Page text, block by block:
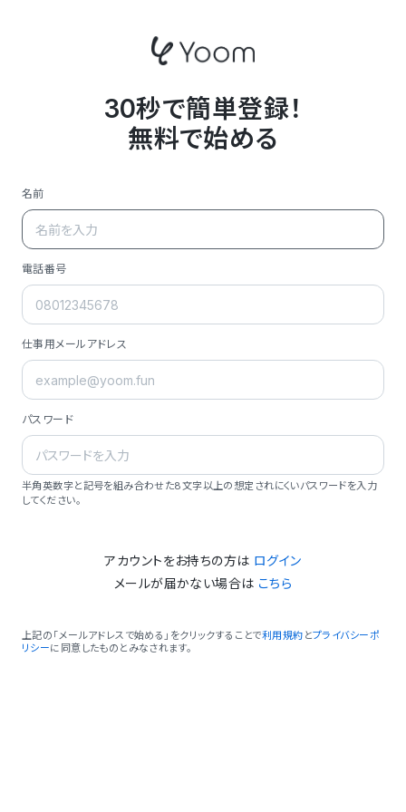
30秒で簡単登録！
無料で始める
名前
電話番号
仕事用メールアドレス
パスワード
半角英数字と記号を組み合わせた8文字以上の想定されにくいパスワードを入力
してください。
アカウントをお持ちの方は ログイン
メールが届かない場合は こちら
上記の「メールアドレスで始める」をクリックすることで利用規約 とプライバシーポ
リシーに同意したものとみなされます。